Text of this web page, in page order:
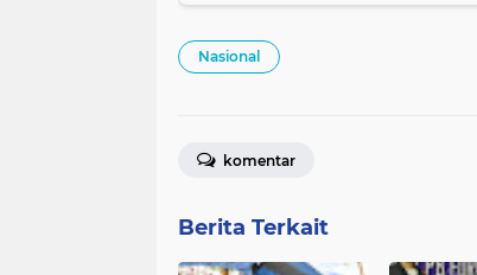
Nasional
komentar
Berita Terkait